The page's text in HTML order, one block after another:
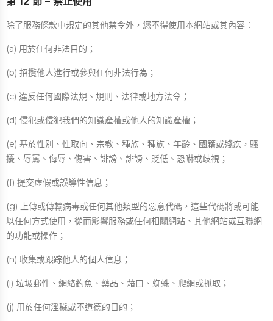
除了服務條款中規定的其他禁令外，您不得使用本網站或其內容：
(a) 用於任何非法目的；
(b) 招攬他​​人進行或參與任何非法行為；
(c) 違反任何國際法規、規則、法律或地方法令；
(d) 侵犯或侵犯我們的知識產權或他人的知識產權；
(e) 基於性別、性取向、宗教、種族、種族、年齡、國籍或殘疾，騷
擾、辱罵、侮辱、傷害、誹謗、誹謗、貶低、恐嚇或歧視；
(f) 提交虛假或誤導性信息；
(g) 上傳或傳輸病毒或任何其他類型的惡意代碼，這些代碼將或可能
以任何方式使用，從而影響服務或任何相關網站、其他網站或互聯網
的功能或操作；
(h) 收集或跟踪他人的個人信息；
(i) 垃圾郵件、網絡釣魚、藥品、藉口、蜘蛛、爬網或抓取；
(j) 用於任何淫穢或不道德的目的；